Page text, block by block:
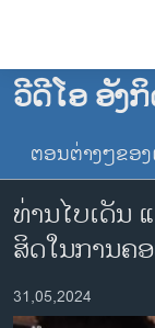
ເຂົ້າ
ຂ້າມ
ຂ້າມ
ໄປ
ຫາ
ຊອກ
ຄົ້ນ
ໂຮມເພຈ
ລາວ
ອາເມຣິກາ
ການເລືອກຕັ້ງ ປະທ
ໂລກ
ວີດີໂອ ອັງ
ຕອນຕ່າງໆຂອງ
ທ່ານໄບເດັນ
ສິດໃນການຄ
31,05,2024